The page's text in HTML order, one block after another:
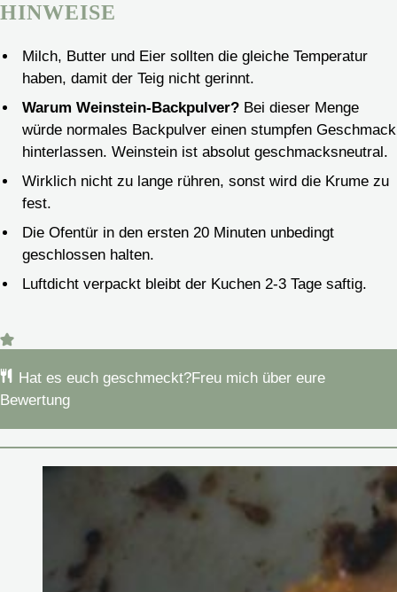
HINWEISE
Milch, Butter und Eier sollten die gleiche Temperatur
haben, damit der Teig nicht gerinnt.
Warum Weinstein-Backpulver? Bei dieser Menge
würde normales Backpulver einen stumpfen Geschmack
hinterlassen. Weinstein ist absolut geschmacksneutral.
Wirklich nicht zu lange rühren, sonst wird die Krume zu
fest.
Die Ofentür in den ersten 20 Minuten unbedingt
geschlossen halten.
Luftdicht verpackt bleibt der Kuchen 2-3 Tage saftig.
Hat es euch geschmeckt?Freu mich über eure
Bewertung